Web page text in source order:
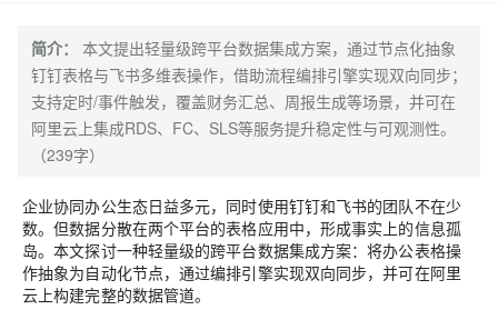
简介：
本文提出轻量级跨平台数据集成方案，通过节点化抽象
钉钉表格与飞书多维表操作，借助流程编排引擎实现双向同步；
支持定时/事件触发，覆盖财务汇总、周报生成等场景，并可在
阿里云上集成RDS、FC、SLS等服务提升稳定性与可观测性。
（239字）
企业协同办公生态日益多元，同时使用钉钉和飞书的团队不在少
数。但数据分散在两个平台的表格应用中，形成事实上的信息孤
岛。本文探讨一种轻量级的跨平台数据集成方案：将办公表格操
作抽象为自动化节点，通过编排引擎实现双向同步，并可在阿里
云上构建完整的数据管道。